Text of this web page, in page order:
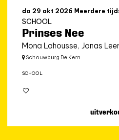
Prinses Nee
Mona Lahousse, Jonas
SCHOOL
do 29 okt 2026 Meerdere
Schouwburg De Kern
SCHOOL